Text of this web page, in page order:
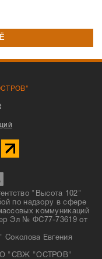
"Высота 102"
по надзору в сфере
коммуникаций
Эл № ФС77-73619 от
Соколова Евгения
"СВЖ "ОСТРОВ"